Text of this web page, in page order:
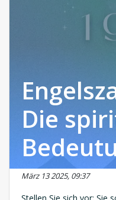
Die
März 13 2025, 09:37
Stellen Sie sich vor: Sie